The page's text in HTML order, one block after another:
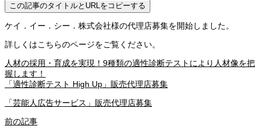
この記事のタイトルとURLをコピーする
ケイ．イー．シー．株式会社様の代理店募集を開始しました。
詳しくはこちらのページをご覧ください。
人材の採用・育成を実現！9種類の適性診断テストにより人材像を把
握します！
「適性診断テスト High Up」販売代理店募集
「芸能人広告サービス」販売代理店募集
前の記事